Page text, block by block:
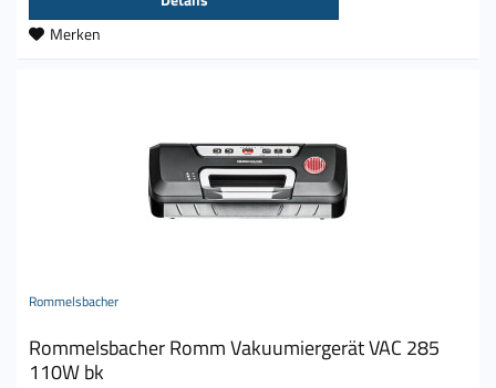
Merken
Rommelsbacher
Rommelsbacher Romm Vakuumiergerät VAC 285
110W bk